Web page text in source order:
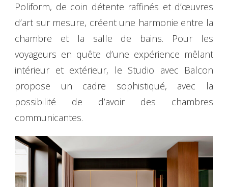
Poliform, de coin détente raffinés et d’œuvres
d’art sur mesure, créent une harmonie entre la
chambre et la salle de bains. Pour les
voyageurs en quête d’une expérience mêlant
intérieur et extérieur, le Studio avec Balcon
propose un cadre sophistiqué, avec la
possibilité de d’avoir des chambres
communicantes.